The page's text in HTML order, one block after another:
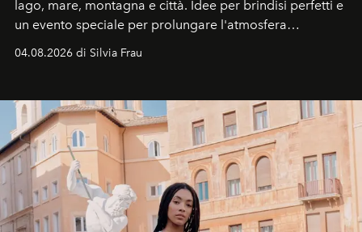
lago, mare, montagna e città. Idee per brindisi perfetti e
un evento speciale per prolungare l'atmosfera
04.08.2026 di Silvia Frau